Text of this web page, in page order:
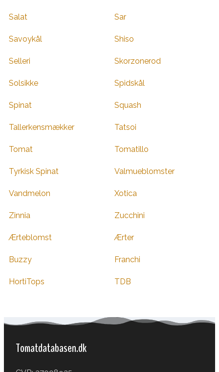
Salat Sar
Savoykål Shiso
Selleri Skorzonerod
Solsikke Spidskål
Spinat Squash
Tallerkensmækker Tatsoi
Tomat Tomatillo
Tyrkisk Spinat Valmueblomster
Vandmelon Xotica
Zinnia Zucchini
Ærteblomst Ærter
Buzzy Franchi
HortiTops TDB
Tomatdatabasen.dk